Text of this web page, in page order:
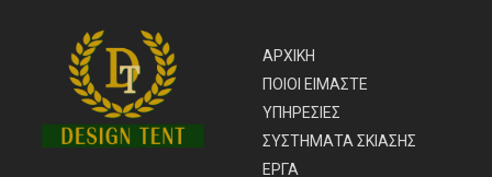
ΑΡΧΙΚΗ
ΠΟΙΟΙ ΕΙΜΑΣΤΕ
ΥΠΗΡΕΣΙΕΣ
ΣΥΣΤΗΜΑΤΑ ΣΚΙΑΣΗΣ
ΕΡΓΑ